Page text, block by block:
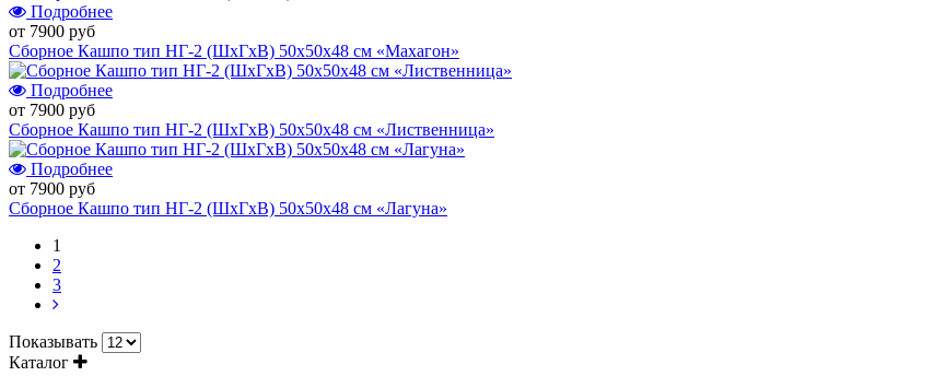
Подробнее
от 7900 руб
Сборное Кашпо тип НГ-2 (ШхГхВ) 50х50х48 см «Махагон»
Подробнее
от 7900 руб
Сборное Кашпо тип НГ-2 (ШхГхВ) 50х50х48 см «Лиственница»
Подробнее
от 7900 руб
Сборное Кашпо тип НГ-2 (ШхГхВ) 50х50х48 см «Лагуна»
1
2
3
Показывать
Каталог